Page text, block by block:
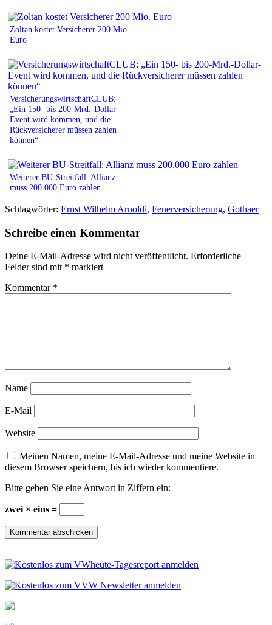
Zoltan kostet Versicherer 200 Mio.
Euro
VersicherungswirtschaftCLUB:
„Ein 150- bis 200-Mrd.-Dollar-
Event wird kommen, und die
Rückversicherer müssen zahlen
können“
Weiterer BU-Streitfall: Allianz
muss 200.000 Euro zahlen
Schlagwörter: Ernst Wilhelm Arnoldi, Feuerversicherung, Gothaer
Schreibe einen Kommentar
Deine E-Mail-Adresse wird nicht veröffentlicht. Erforderliche
Felder sind mit * markiert
Kommentar *
Name
E-Mail
Website
Meinen Namen, meine E-Mail-Adresse und meine Website in
diesem Browser speichern, bis ich wieder kommentiere.
Bitte geben Sie eine Antwort in Ziffern ein:
zwei × eins =